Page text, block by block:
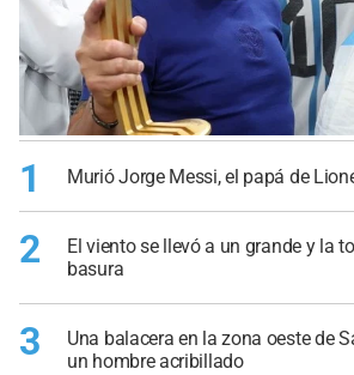
1 Murió Jorge Messi, el papá de
2
El viento se llevó a un grande y la
basura
3
Una balacera en la zona oeste de
un hombre acribillado